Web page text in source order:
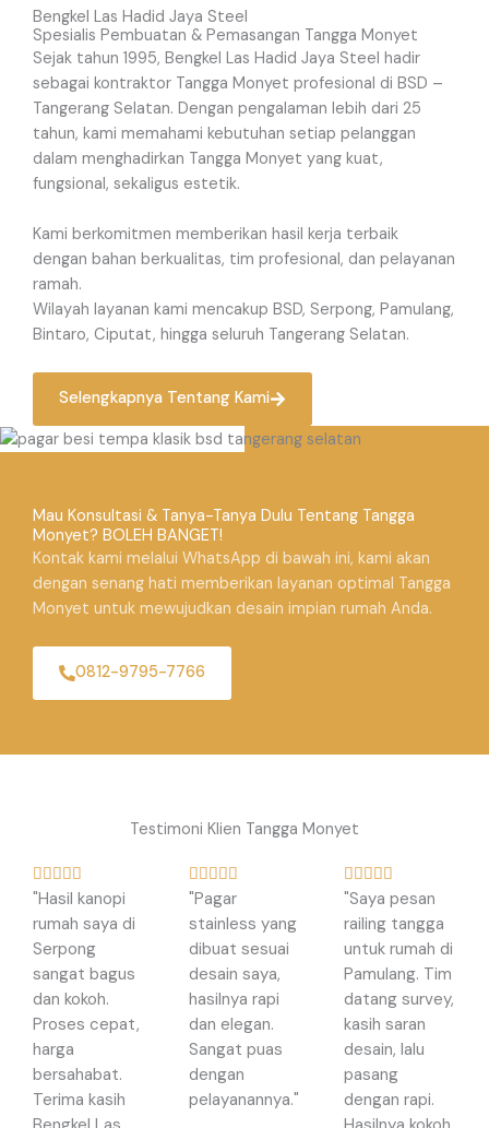
Bengkel Las Hadid Jaya Steel
Spesialis Pembuatan & Pemasangan Tangga Monyet
Sejak tahun 1995, Bengkel Las Hadid Jaya Steel hadir
sebagai kontraktor Tangga Monyet profesional di BSD –
Tangerang Selatan. Dengan pengalaman lebih dari 25
tahun, kami memahami kebutuhan setiap pelanggan
dalam menghadirkan Tangga Monyet yang kuat,
fungsional, sekaligus estetik.
Kami berkomitmen memberikan hasil kerja terbaik
dengan bahan berkualitas, tim profesional, dan pelayanan
ramah.
Wilayah layanan kami mencakup BSD, Serpong, Pamulang,
Bintaro, Ciputat, hingga seluruh Tangerang Selatan.
Selengkapnya Tentang Kami
Mau Konsultasi & Tanya-Tanya Dulu Tentang Tangga
Monyet? BOLEH BANGET!
Kontak kami melalui WhatsApp di bawah ini, kami akan
dengan senang hati memberikan layanan optimal Tangga
Monyet untuk mewujudkan desain impian rumah Anda.
0812-9795-7766
Testimoni Klien Tangga Monyet

a
t
e
d
5
o
t
o
f
"Hasil kanopi
rumah saya di
Serpong
sangat bagus
dan kokoh.
Proses cepat,
harga
bersahabat.
Terima kasih
R
a
t
e
d
5
o
u
t
o
"Pagar
stainless yang
dibuat sesuai
desain saya,
hasilnya rapi
dan elegan.
Sangat puas
dengan
pelayanannya."

a
t
e
d
5
o
u
t
o
f
"Saya pesan
railing tangga
untuk rumah di
Pamulang. Tim
datang survey,
kasih saran
desain, lalu
pasang
dengan rapi.